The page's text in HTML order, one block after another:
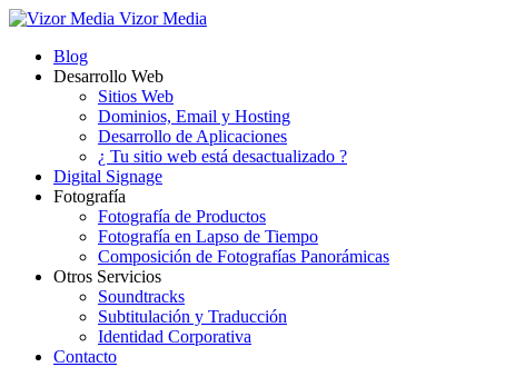
Vizor Media
Blog
Desarrollo Web
Sitios Web
Dominios, Email y Hosting
Desarrollo de Aplicaciones
¿ Tu sitio web está desactualizado ?
Digital Signage
Fotografía
Fotografía de Productos
Fotografía en Lapso de Tiempo
Composición de Fotografías Panorámicas
Otros Servicios
Soundtracks
Subtitulación y Traducción
Identidad Corporativa
Contacto